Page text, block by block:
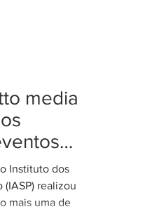
media
de
Instituto dos
(IASP) realizou
mais uma de